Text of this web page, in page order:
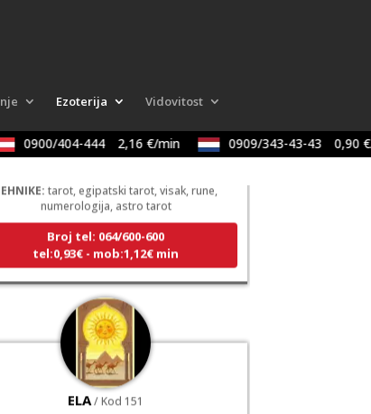
Ezoterija Vidovitost
0900/404-444 2,16 €/min 0909/343-43-43 0,90
SANJA
/ Kod 07
tarot, egipatski tarot, visak, rune,
numerologija, astro tarot
Broj tel: 064/600-600
tel:0,93€ - mob:1,12€ min
ELA/ Kod 151